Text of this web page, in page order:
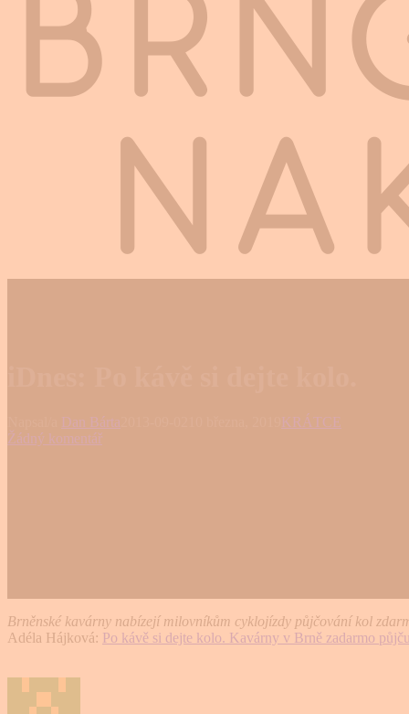
Dan Bárta
KRÁTCE
Žádný komentář
Brněnské kavárny nabízejí milovníkům cyklojízdy půjčování kol
Adéla Hájková: Po kávě si dejte kolo. Kavárny v Brně zadarmo